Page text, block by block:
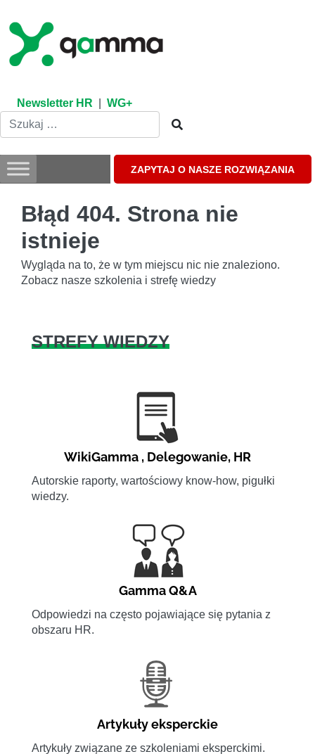
content
Newsletter HR WG+
ZAPYTAJ O NASZE ROZWIĄZANIA
Błąd 404. Strona nie
istnieje
Wygląda na to, że w tym miejscu nic nie znaleziono.
Zobacz nasze szkolenia i strefę wiedzy
STREFY WIEDZY
WikiGamma , Delegowanie, HR
Autorskie raporty, wartościowy know-how, pigułki
wiedzy.
Gamma Q&A
Odpowiedzi na często pojawiające się pytania z
obszaru HR.
Artykuły eksperckie
Artykuły związane ze szkoleniami eksperckimi.